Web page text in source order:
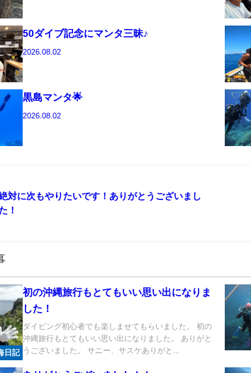
50ダイブ記念にマンタ三昧♪
2026.08.02
黒島マンタ🌟
2026.08.02
対に次もやりたいです！ありがとうございまし
！
日記
初の沖縄旅行もとてもいい思い出になりま
した！
ダイビング初心者でも楽しませてもらいました。 初の
沖縄旅行もとてもいい思い出になりました。 ありがと
うございました。 サニー、サスケありがと...